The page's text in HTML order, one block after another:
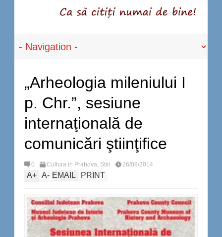
„Arheologia mileniului I
p. Chr.”, sesiune
internaţională de
comunicări ştiinţifice
0 Cultura in Prahova, Stiri 26/08/2014
A+ A- EMAIL PRINT